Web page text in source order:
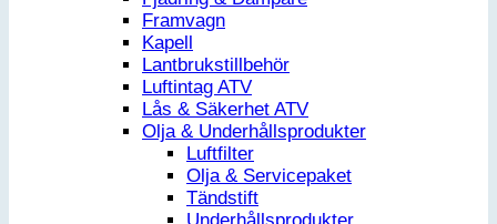
Framvagn
Kapell
Lantbrukstillbehör
Luftintag ATV
Lås & Säkerhet ATV
Olja & Underhållsprodukter
Luftfilter
Olja & Servicepaket
Tändstift